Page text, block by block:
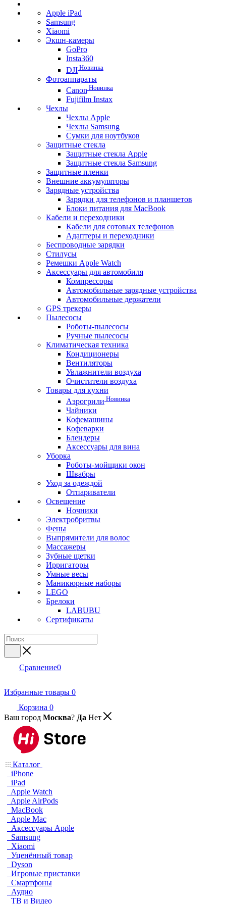
Apple iPad
Samsung
Xiaomi
Экшн-камеры
GoPro
Insta360
DJI Новинка
Фотоаппараты
Canon Новинка
Fujifilm Instax
Чехлы
Чехлы Apple
Чехлы Samsung
Сумки для ноутбуков
Защитные стекла
Защитные стекла Apple
Защитные стекла Samsung
Защитные пленки
Внешние аккумуляторы
Зарядные устройства
Зарядки для телефонов и планшетов
Блоки питания для MacBook
Кабели и переходники
Кабели для сотовых телефонов
Адаптеры и переходники
Беспроводные зарядки
Стилусы
Ремешки Apple Watch
Аксессуары для автомобиля
Компрессоры
Автомобильные зарядные устройства
Автомобильные держатели
GPS трекеры
Пылесосы
Роботы-пылесосы
Ручные пылесосы
Климатическая техника
Кондиционеры
Вентиляторы
Увлажнители воздуха
Очистители воздуха
Товары для кухни
Аэрогрили Новинка
Чайники
Кофемашины
Кофеварки
Блендеры
Аксессуары для вина
Уборка
Роботы-мойщики окон
Швабры
Уход за одеждой
Отпариватели
Освещение
Ночники
Электробритвы
Фены
Выпрямители для волос
Массажеры
Зубные щетки
Ирригаторы
Умные весы
Маникюрные наборы
LEGO
Брелоки
LABUBU
Сертификаты
Сравнение0
Избранные товары 0
Корзина 0
Ваш город Москва? Да Нет
Каталог
iPhone
iPad
Apple Watch
Apple AirPods
MacBook
Apple Mac
Аксессуары Apple
Samsung
Xiaomi
Уценённый товар
Dyson
Игровые приставки
Смартфоны
Аудио
ТВ и Видео